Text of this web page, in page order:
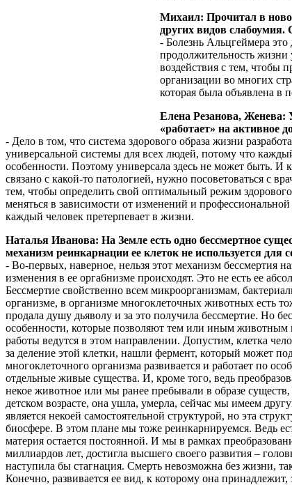
Михаил: Прочитал в
других видов слабоумия.
- Болезнь Альцгеймера
продолжительность жизни
воздействия с тем, чтобы
организации во многих
которая была объявлена в
Елена Резанова, Женева:
«работает» на активное
- Дело в том, что система здорового образа жизни
универсальной системы для всех людей, потому что
особенности. Поэтому универсала здесь не может быть.
связано с какой-то патологией, нужно посоветоваться с
тем, чтобы определить свой оптимальный режим
меняться в зависимости от изменений и
каждый человек претерпевает в жизни.
Наталья Иванова: На Земле есть одно бессмертное
механизм реинкарнации ее клеток не используется для
- Во-первых, наверное, нельзя этот механизм бессмертия
изменения в ее орга6низме происходят. Это не есть ее
Бессмертие свойственно всем микроорганизмам,
организме, в организме многоклеточных животных есть
продала душу дьяволу и за это получила бессмертие. Но
особенности, которые позволяют тем или иным животным
работы ведутся в этом направлении. Допустим, клетка
за деление этой клетки, нашли фермент, который может
многоклеточного организма развивается и работает по
отдельные живые существа. И, кроме того, ведь
некое животное или мы ранее пребывали в образе
детском возрасте, она ушла, умерла, сейчас мы имеем
является некоей самостоятельной структурой, но эта
биосфере. В этом плане мы тоже реинкарнируемся. Ведь
материя остается постоянной. И мы в рамках
миллиардов лет, достигла высшего своего развития –
наступила бы стагнация. Смерть невозможна без жизни,
Конечно, развивается ее вид, к которому она